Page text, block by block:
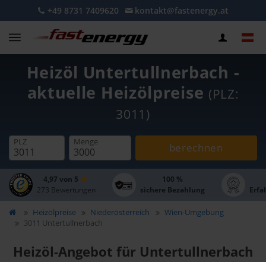
+49 8731 7409620 kontakt@fastenergy.at
Heizöl Untertullnerbach -
aktuelle Heizölpreise (PLZ:
3011)
PLZ Menge berechnen
4,97 von 5
273 Bewertungen
100 %
sichere Bezahlung
Heizölpreise Niederösterreich
Wien-Umgebung
3011 Untertullnerbach
Heizöl-Angebot für Untertullnerbach